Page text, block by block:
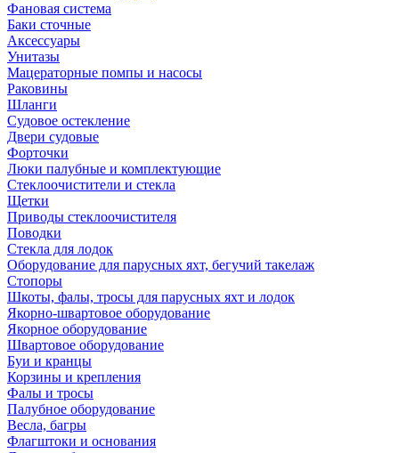
Фановая система
Баки сточные
Аксессуары
Унитазы
Мацераторные помпы и насосы
Раковины
Шланги
Судовое остекление
Двери судовые
Форточки
Люки палубные и комплектующие
Стеклоочистители и стекла
Щетки
Приводы стеклоочистителя
Поводки
Стекла для лодок
Оборудование для парусных яхт, бегучий такелаж
Стопоры
Шкоты, фалы, тросы для парусных яхт и лодок
Якорно-швартовое оборудование
Якорное оборудование
Швартовое оборудование
Буи и кранцы
Корзины и крепления
Фалы и тросы
Палубное оборудование
Весла, багры
Флагштоки и основания